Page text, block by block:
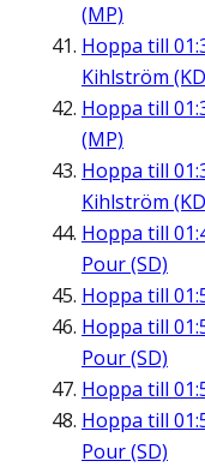
(MP)
Hoppa till
Kihlström
Hoppa till
(MP)
Hoppa till
Kihlström
Hoppa till
Pour (SD)
Hoppa till
Hoppa till
Pour (SD)
Hoppa till
Hoppa till
Pour (SD)